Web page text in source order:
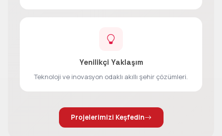
Yenilikçi Yaklaşım
Teknoloji ve inovasyon odaklı akıllı şehir çözümleri.
Projelerimizi Keşfedin